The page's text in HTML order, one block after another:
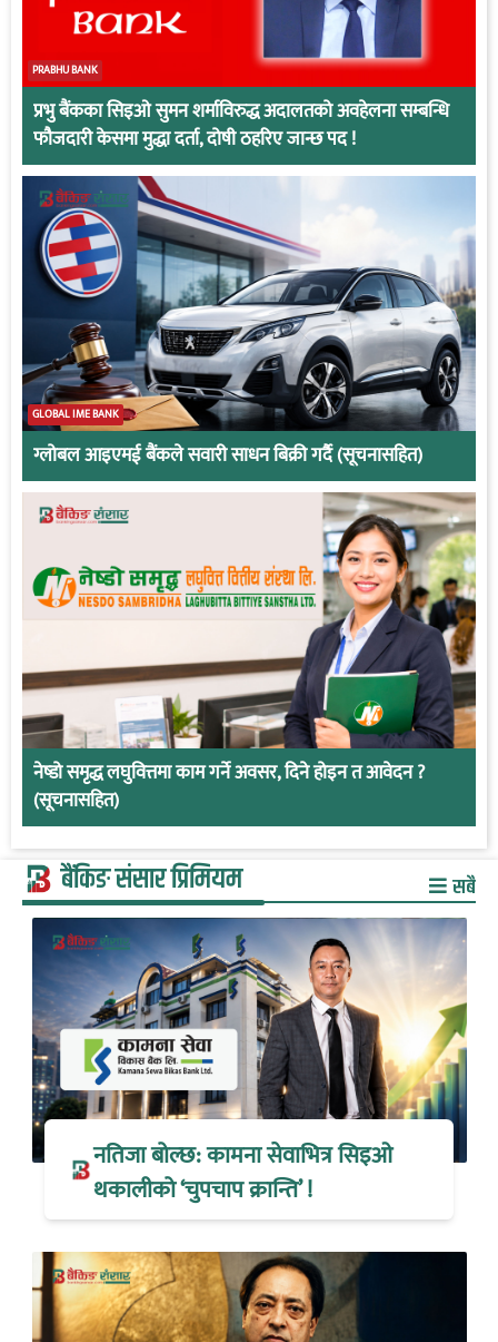
PRABHU BANK
प्रभु बैंकका सिइओ सुमन शर्माविरुद्ध अदालतको अवहेलना सम्बन्धि
फौजदारी केसमा मुद्धा दर्ता, दोषी ठहरिए जान्छ पद !
GLOBAL IME BANK
ग्लोबल आइएमई बैंकले सवारी साधन बिक्री गर्दै (सूचनासहित)
नेष्डो समृद्ध लघुवित्तमा काम गर्ने अवसर, दिने होइन त आवेदन ?
(सूचनासहित)
बैंकिङ संसार प्रिमियम सबै
नतिजा बोल्छ: कामना सेवाभित्र सिइओ
थकालीको ‘चुपचाप क्रान्ति’ !